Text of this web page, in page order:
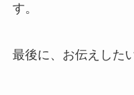
す。
最後に、お伝えした